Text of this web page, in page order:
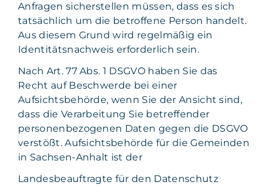
Anfragen sicherstellen müssen, dass es sich
tatsächlich um die betroffene Person handelt.
Aus diesem Grund wird regelmäßig ein
Identitätsnachweis erforderlich sein.
Nach Art. 77 Abs. 1 DSGVO haben Sie das
Recht auf Beschwerde bei einer
Aufsichtsbehörde, wenn Sie der Ansicht sind,
dass die Verarbeitung Sie betreffender
personenbezogenen Daten gegen die DSGVO
verstößt. Aufsichtsbehörde für die Gemeinden
in Sachsen-Anhalt ist der
Landesbeauftragte für den Datenschutz